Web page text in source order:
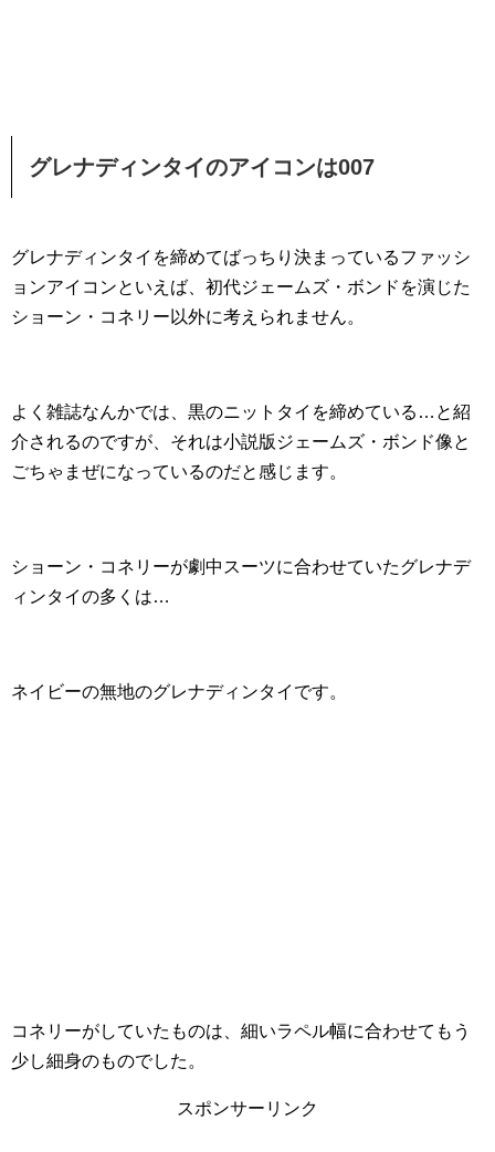
グレナディンタイのアイコンは007
グレナディンタイを締めてばっちり決まっているファッシ
ョンアイコンといえば、初代ジェームズ・ボンドを演じた
ショーン・コネリー以外に考えられません。
よく雑誌なんかでは、黒のニットタイを締めている…と紹
介されるのですが、それは小説版ジェームズ・ボンド像と
ごちゃまぜになっているのだと感じます。
ショーン・コネリーが劇中スーツに合わせていたグレナデ
ィンタイの多くは…
ネイビーの無地のグレナディンタイです。
コネリーがしていたものは、細いラペル幅に合わせてもう
少し細身のものでした。
スポンサーリンク